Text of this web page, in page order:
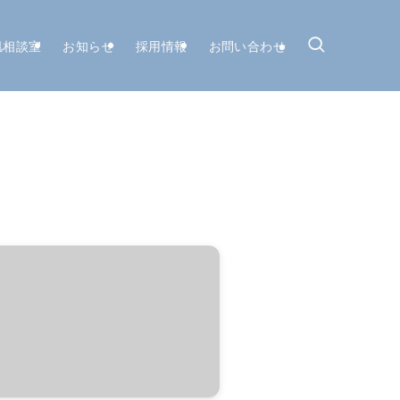
相談室 お知らせ 採用情報 お問い合わせ